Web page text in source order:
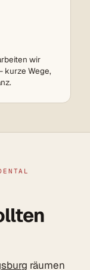
wir
kurze Wege,
räumen